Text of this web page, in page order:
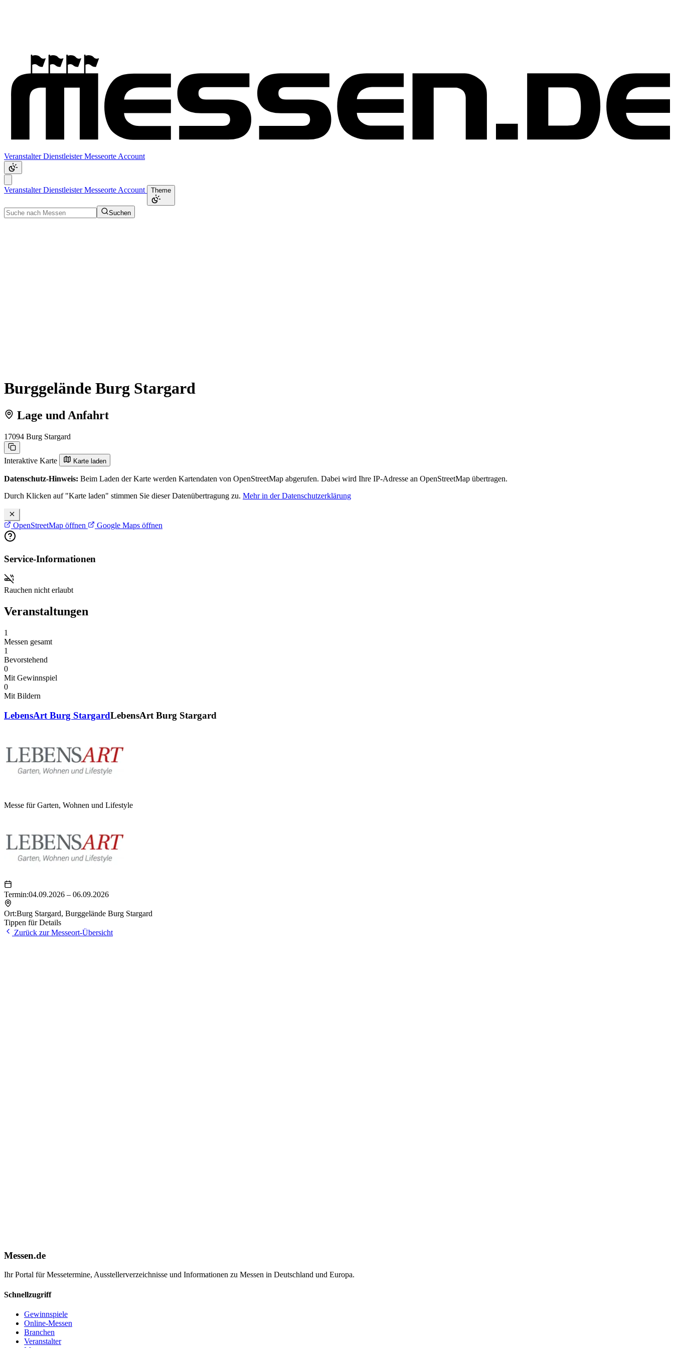
VeranstalterDienstleisterMesseorte Account
VeranstalterDienstleisterMesseorte Account Theme
Suchen
Burggelände Burg Stargard
Lage und Anfahrt
17094 Burg Stargard
Interaktive Karte Karte laden
Datenschutz-Hinweis: Beim Laden der Karte werden Kartendaten von OpenStreetMap abgerufen. Dabei wird Ihre IP-Adresse an OpenStreetMap übertragen.
Durch Klicken auf "Karte laden" stimmen Sie dieser Datenübertragung zu. Mehr in der Datenschutzerklärung
OpenStreetMap öffnen Google Maps öffnen
Service-Informationen
Rauchen nicht erlaubt
Veranstaltungen
1
Messen gesamt
1
Bevorstehend
0
Mit Gewinnspiel
0
Mit Bildern
LebensArt Burg StargardLebensArt Burg Stargard
Messe für Garten, Wohnen und Lifestyle
Termin:04.09.2026 – 06.09.2026
Ort:Burg Stargard, Burggelände Burg Stargard
Tippen für Details
Zurück zur Messeort-Übersicht
Messen.de
Ihr Portal für Messetermine, Ausstellerverzeichnisse und Informationen zu Messen in Deutschland und Europa.
Schnellzugriff
Gewinnspiele
Online-Messen
Branchen
Veranstalter